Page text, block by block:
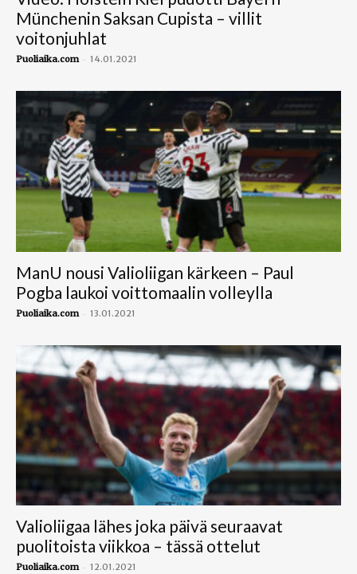
Münchenin Saksan Cupista – villit
voitonjuhlat
Puoliaika.com - 14.01.2021
ManU nousi Valioliigan kärkeen – Paul
Pogba laukoi voittomaalin volleylla
Puoliaika.com - 13.01.2021
Valioliigaa lähes joka päivä seuraavat
puolitoista viikkoa – tässä ottelut
Puoliaika.com - 12.01.2021